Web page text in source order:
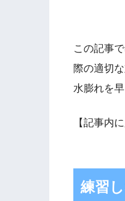
この記事
際の適切
水膨れを
【記事内
練習